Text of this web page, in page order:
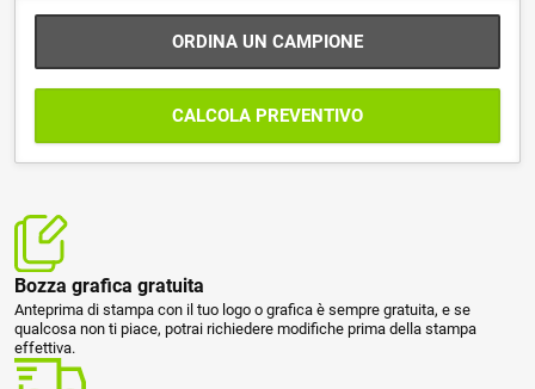
ORDINA UN CAMPIONE
CALCOLA PREVENTIVO
Bozza grafica gratuita
Anteprima di stampa con il tuo logo o grafica è sempre gratuita, e se
qualcosa non ti piace, potrai richiedere modifiche prima della stampa
effettiva.